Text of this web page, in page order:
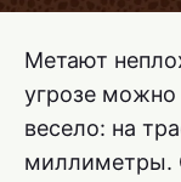
Метают
угрозе можно
весело: на
миллиметры.